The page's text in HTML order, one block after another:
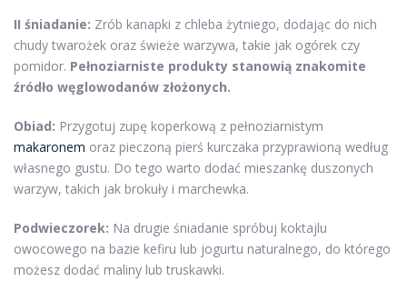
II śniadanie: Zrób kanapki z chleba żytniego, dodając do nich
chudy twarożek oraz świeże warzywa, takie jak ogórek czy
pomidor. Pełnoziarniste produkty stanowią znakomite
źródło węglowodanów złożonych.
Obiad: Przygotuj zupę koperkową z pełnoziarnistym
makaronem oraz pieczoną pierś kurczaka przyprawioną według
własnego gustu. Do tego warto dodać mieszankę duszonych
warzyw, takich jak brokuły i marchewka.
Podwieczorek: Na drugie śniadanie spróbuj koktajlu
owocowego na bazie kefiru lub jogurtu naturalnego, do którego
możesz dodać maliny lub truskawki.